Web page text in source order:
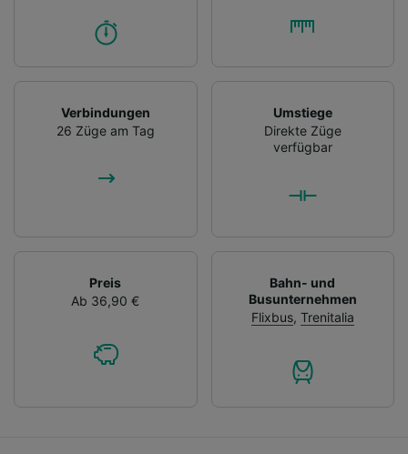
Verbindungen
26 Züge am Tag
Umstiege
Direkte Züge
verfügbar
Preis
Ab 36,90 €
Bahn- und
Busunternehmen
Flixbus, Trenitalia